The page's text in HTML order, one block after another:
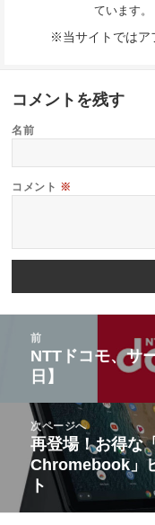
ています。
※当サイトではア
コメントを残す
名前
コメント ※
前
前
の
投
稿:
NTTドコモ、サ
日】
次ページへ
次
の
投
再登場！お得な
Chromebook」
ト